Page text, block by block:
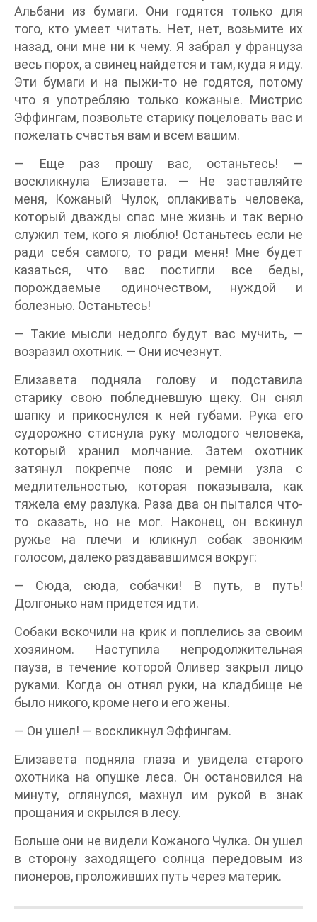
Альбани из бумаги. Они годятся только для
того, кто умеет читать. Нет, нет, возьмите их
назад, они мне ни к чему. Я забрал у француза
весь порох, а свинец найдется и там, куда я иду.
Эти бумаги и на пыжи-то не годятся, потому
что я употребляю только кожаные. Мистрис
Эффингам, позвольте старику поцеловать вас и
пожелать счастья вам и всем вашим.
— Еще раз прошу вас, останьтесь! —
воскликнула Елизавета. — Не заставляйте
меня, Кожаный Чулок, оплакивать человека,
который дважды спас мне жизнь и так верно
служил тем, кого я люблю! Останьтесь если не
ради себя самого, то ради меня! Мне будет
казаться, что вас постигли все беды,
порождаемые одиночеством, нуждой и
болезнью. Останьтесь!
— Такие мысли недолго будут вас мучить, —
возразил охотник. — Они исчезнут.
Елизавета подняла голову и подставила
старику свою побледневшую щеку. Он снял
шапку и прикоснулся к ней губами. Рука его
судорожно стиснула руку молодого человека,
который хранил молчание. Затем охотник
затянул покрепче пояс и ремни узла с
медлительностью, которая показывала, как
тяжела ему разлука. Раза два он пытался что-
то сказать, но не мог. Наконец, он вскинул
ружье на плечи и кликнул собак звонким
голосом, далеко раздававшимся вокруг:
— Сюда, сюда, собачки! В путь, в путь!
Долгонько нам придется идти.
Собаки вскочили на крик и поплелись за своим
хозяином. Наступила непродолжительная
пауза, в течение которой Оливер закрыл лицо
руками. Когда он отнял руки, на кладбище не
было никого, кроме него и его жены.
— Он ушел! — воскликнул Эффингам.
Елизавета подняла глаза и увидела старого
охотника на опушке леса. Он остановился на
минуту, оглянулся, махнул им рукой в знак
прощания и скрылся в лесу.
Больше они не видели Кожаного Чулка. Он ушел
в сторону заходящего солнца передовым из
пионеров, проложивших путь через материк.